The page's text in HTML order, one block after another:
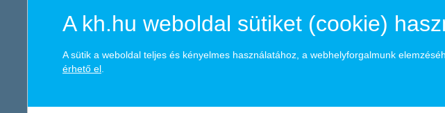
Az ország egyik vezető pénzintézeteként – országosan több mint 4000 munkatársával – a
működését több mint 1700 milliárd forintnyi kihelyezett hitel- és hiteljellegű állománnyal segíti
december 31-én a Magyar Állam által kibocsátott instrumentumok 1076 milliárd forintos
A kh.hu weboldal sütiket (cookie)
A sütik a weboldal teljes és kényelmes használatához, a webhelyforgalmunk
érhető el